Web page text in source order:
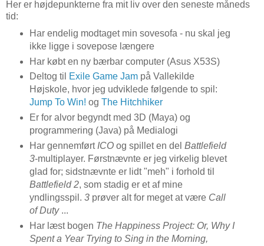
Her er højdepunkterne fra mit liv over den seneste måneds
tid:
Har endelig modtaget min sovesofa - nu skal jeg
ikke ligge i sovepose længere
Har købt en ny bærbar computer (Asus X53S)
Deltog til
Exile Game Jampå Vallekilde
Højskole, hvor jeg udviklede følgende to spil:
Jump To Win! og The Hitchhiker
Er for alvor begyndt med 3D (Maya) og
programmering (Java) på Medialogi
Har gennemført ICOog spillet en del Battlefield
3-multiplayer. Førstnævnte er jeg virkelig blevet
glad for; sidstnævnte er lidt "meh" i forhold til
Battlefield 2, som stadig er et af mine
yndlingsspil. 3prøver alt for meget at være Call
of Duty...
Har læst bogen The Happiness Project: Or, Why I
Spent a Year Trying to Sing in the Morning,